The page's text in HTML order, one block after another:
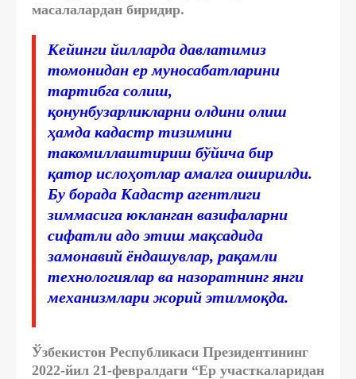
масалалардан биридир.
Кейинги йилларда давлатимиз
томонидан ер муносабатларини
тартибга солиш,
қонунбузарликларни олдини олиш
ҳамда кадастр тизимини
такомиллаштириш бўйича бир
қатор ислоҳотлар амалга оширилди.
Бу борада Кадастр агентлиги
зиммасига юкланган вазифаларни
сифатли адо этиш мақсадида
замонавий ёндашувлар, рақамли
технологиялар ва назоратнинг янги
механизмлари жорий этилмоқда.
Ўзбекистон Республикаси Президентининг
2022-йил 21-февралдаги “Ер участкаларидан